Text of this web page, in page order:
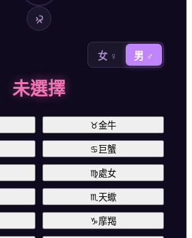
女 ♀ 男 ♂
未選擇
♉金牛
♋ 巨蟹
♍處女
♏ 天蠍
♑摩羯